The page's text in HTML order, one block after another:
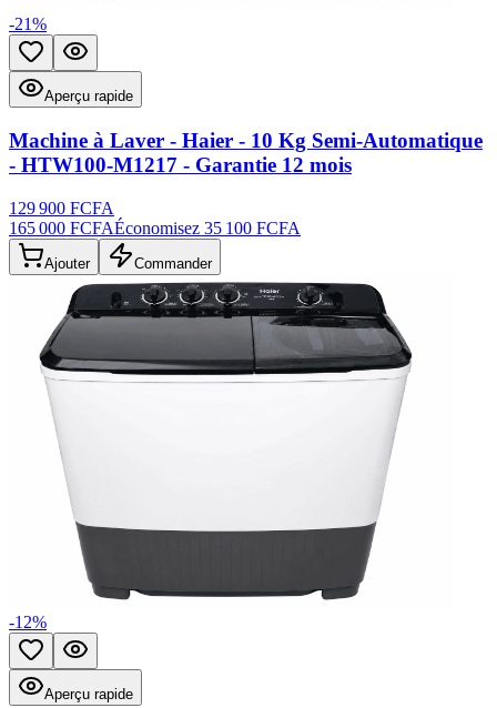
-21%
Ajouter aux favoris
Aperçu rapide
Machine à Laver - Haier - 10 Kg Semi-Automatique
- HTW100-M1217 - Garantie 12 mois
129 900 FCFA
165 000 FCFAÉconomisez 35 100 FCFA
Ajouter Commander
-12%
Ajouter aux favoris
Aperçu rapide